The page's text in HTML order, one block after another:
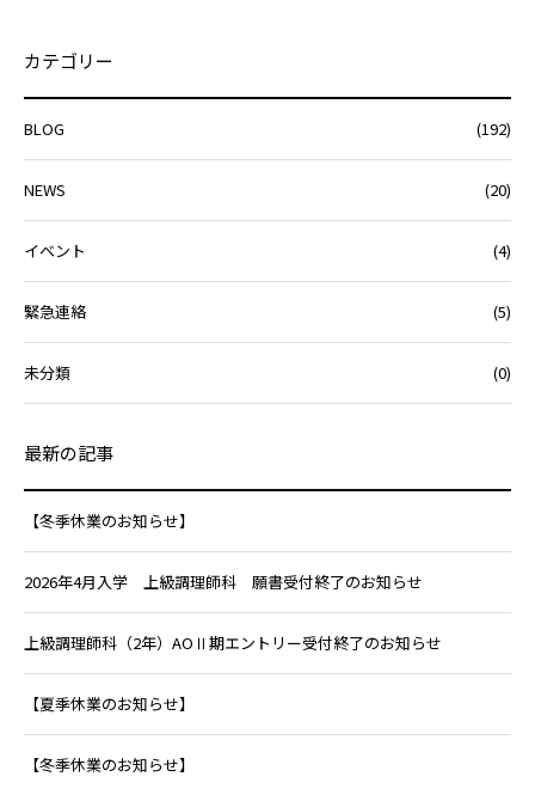
カテゴリー
BLOG (192)
NEWS (20)
イベント (4)
緊急連絡 (5)
未分類 (0)
最新の記事
【冬季休業のお知らせ】
2026年4月入学 上級調理師科 願書受付終了のお知らせ
上級調理師科（2年）AOⅡ期エントリー受付終了のお知らせ
【夏季休業のお知らせ】
【冬季休業のお知らせ】